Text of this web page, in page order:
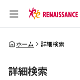
全体検索
ホーム 詳細検索
詳細検索